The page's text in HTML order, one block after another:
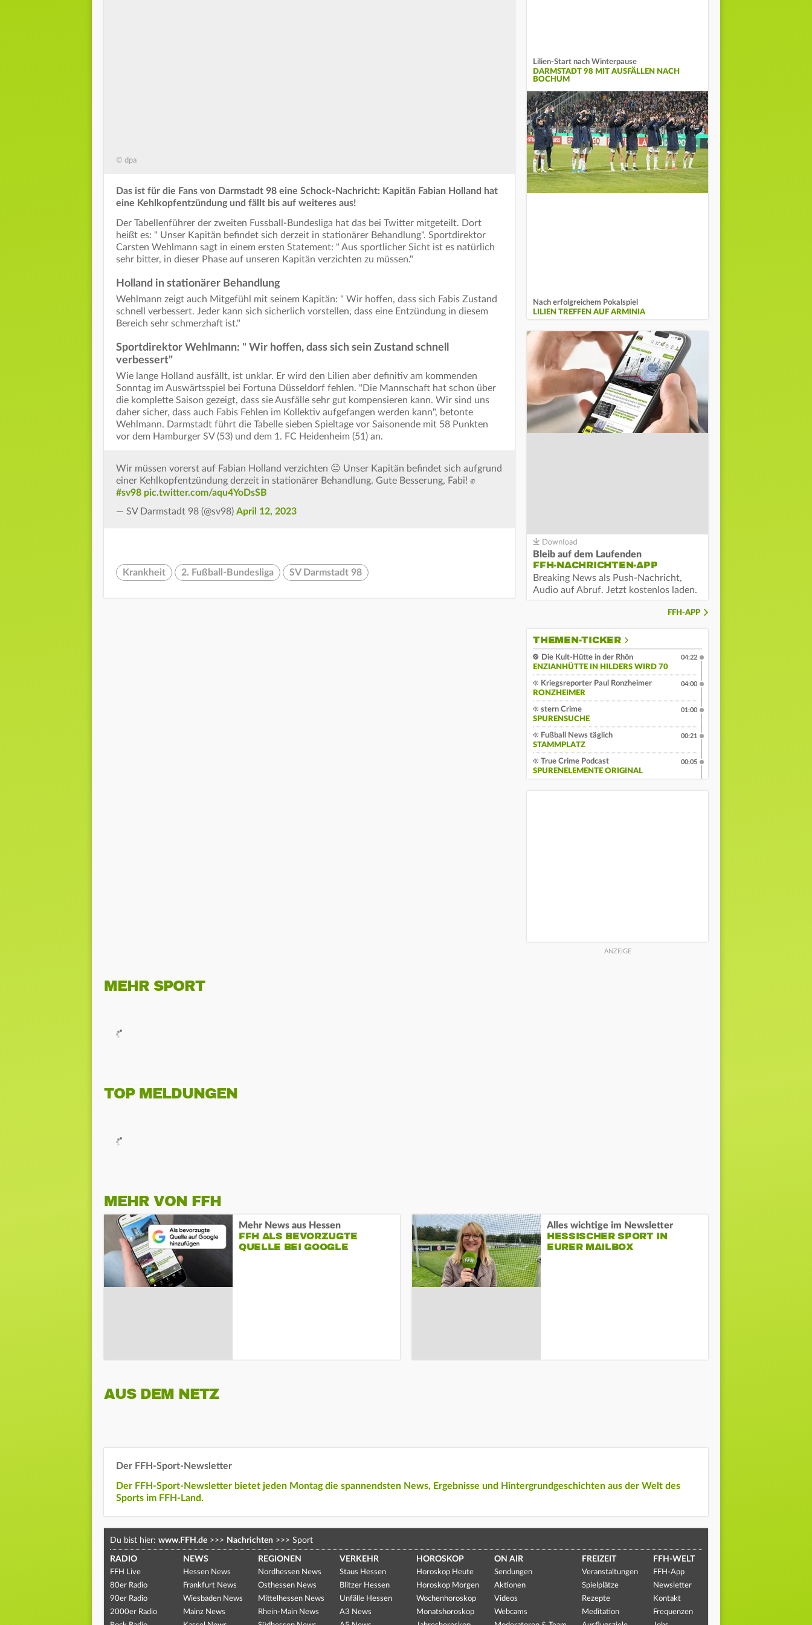
© dpa
Das ist für die Fans von Darmstadt 98 eine Schock-Nachricht: Kapitän Fabian Holland hat
eine Kehlkopfentzündung und fällt bis auf weiteres aus!
Der Tabellenführer der zweiten Fussball-Bundesliga hat das bei Twitter mitgeteilt. Dort
heißt es: " Unser Kapitän befindet sich derzeit in stationärer Behandlung". Sportdirektor
Carsten Wehlmann sagt in einem ersten Statement: " Aus sportlicher Sicht ist es natürlich
sehr bitter, in dieser Phase auf unseren Kapitän verzichten zu müssen."
Holland in stationärer Behandlung
Wehlmann zeigt auch Mitgefühl mit seinem Kapitän: " Wir hoffen, dass sich Fabis Zustand
schnell verbessert. Jeder kann sich sicherlich vorstellen, dass eine Entzündung in diesem
Bereich sehr schmerzhaft ist."
Sportdirektor Wehlmann: " Wir hoffen, dass sich sein Zustand schnell
verbessert"
Wie lange Holland ausfällt, ist unklar. Er wird den Lilien aber definitiv am kommenden
Sonntag im Auswärtsspiel bei Fortuna Düsseldorf fehlen. "Die Mannschaft hat schon über
die komplette Saison gezeigt, dass sie Ausfälle sehr gut kompensieren kann. Wir sind uns
daher sicher, dass auch Fabis Fehlen im Kollektiv aufgefangen werden kann", betonte
Wehlmann. Darmstadt führt die Tabelle sieben Spieltage vor Saisonende mit 58 Punkten
vor dem Hamburger SV (53) und dem 1. FC Heidenheim (51) an.
Wir müssen vorerst auf Fabian Holland verzichten 😐 Unser Kapitän befindet sich aufgrund
einer Kehlkopfentzündung derzeit in stationärer Behandlung. Gute Besserung, Fabi! ✊
#sv98 pic.twitter.com/aqu4YoDsSB
— SV Darmstadt 98 (@sv98) April 12, 2023
Krankheit 2. Fußball-Bundesliga SV Darmstadt 98
Lilien-Start nach Winterpause
DARMSTADT 98 MIT AUSFÄLLEN NACH
BOCHUM
Nach erfolgreichem Pokalspiel
LILIEN TREFFEN AUF ARMINIA
Bleib auf dem Laufenden
FFH-NACHRICHTEN-APP
Breaking News als Push-Nachricht,
Audio auf Abruf. Jetzt kostenlos laden.
FFH-APP
THEMEN-TICKER
Die Kult-Hütte in der Rhön
ENZIANHÜTTE IN HILDERS WIRD 70
04:22
Kriegsreporter Paul Ronzheimer
RONZHEIMER
04:00
stern Crime
SPURENSUCHE
01:00
Fußball News täglich
STAMMPLATZ
00:21
True Crime Podcast
SPURENELEMENTE ORIGINAL
00:05
MEHR SPORT
TOP MELDUNGEN
MEHR VON FFH
Mehr News aus Hessen
FFH ALS BEVORZUGTE
QUELLE BEI GOOGLE
Alles wichtige im Newsletter
HESSISCHER SPORT IN
EURER MAILBOX
AUS DEM NETZ
Der FFH-Sport-Newsletter
Der FFH-Sport-Newsletter bietet jeden Montag die spannendsten News, Ergebnisse und Hintergrundgeschichten aus der Welt des
Sports im FFH-Land.
Du bist hier: www.FFH.de >>> Nachrichten >>> Sport
RADIO
FFH Live
80er Radio
90er Radio
2000er Radio
NEWS
Hessen News
Frankfurt News
Wiesbaden News
Mainz News
REGIONEN
Nordhessen News
Osthessen News
Mittelhessen News
Rhein-Main News
VERKEHR
Staus Hessen
Blitzer Hessen
Unfälle Hessen
A3 News
HOROSKOP
Horoskop Heute
Horoskop Morgen
Wochenhoroskop
Monatshoroskop
ON AIR
Sendungen
Aktionen
Videos
Webcams
FREIZEIT
Veranstaltungen
Spielplätze
Rezepte
Meditation
FFH-WELT
FFH-App
Newsletter
Kontakt
Frequenzen